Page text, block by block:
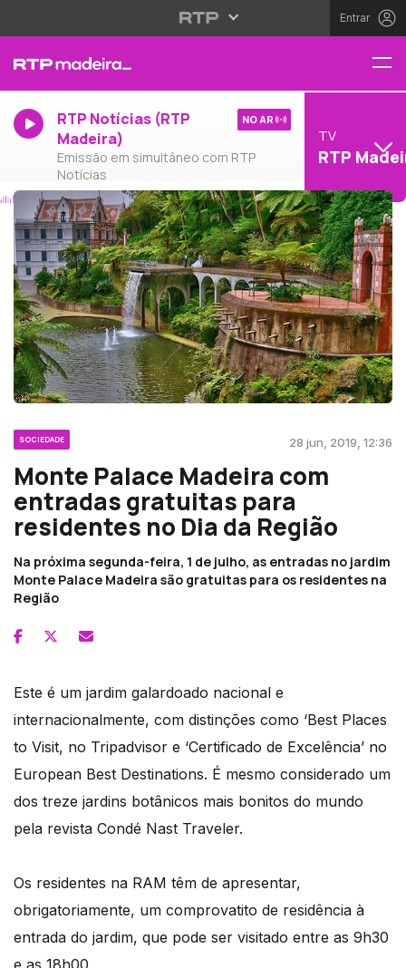
Entrar
RTP Notícias (RTP
Madeira)
Emissão em simultâneo com RTP
Notícias
NO AR
TV
RTP
SOCIEDADE 28 jun, 2019, 12:36
Monte Palace Madeira com
entradas gratuitas para
residentes no Dia da Região
Na próxima segunda-feira, 1 de julho, as entradas no jardim
Monte Palace Madeira são gratuitas para os residentes na
Região
Este é um jardim galardoado nacional e
internacionalmente, com distinções como ‘Best Places
to Visit, no Tripadvisor e ‘Certificado de Excelência’ no
European Best Destinations. É mesmo considerado um
dos treze jardins botânicos mais bonitos do mundo
pela revista Condé Nast Traveler.
Os residentes na RAM têm de apresentar,
obrigatoriamente, um comprovatito de residência à
entrada do jardim, que pode ser visitado entre as 9h30